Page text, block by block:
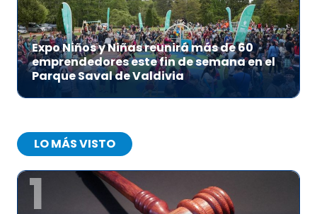
Expo Niños y Niñas reunirá más de 60
emprendedores este fin de semana en el
Parque Saval de Valdivia
LO MÁS VISTO
1